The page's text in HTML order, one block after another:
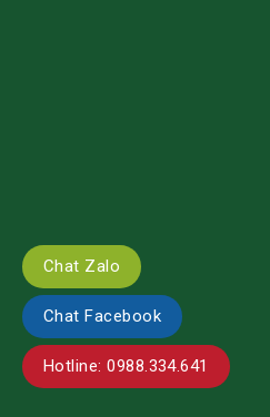
Chat Zalo
Chat Facebook
Hotline: 0988.334.641